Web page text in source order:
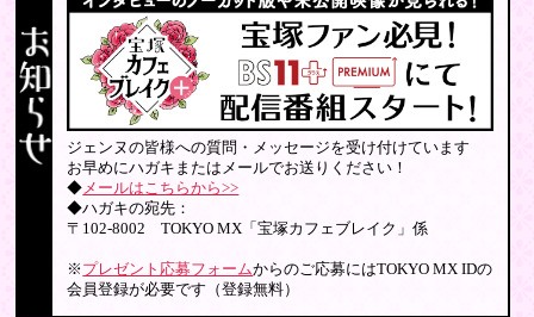
ジェンヌの皆様への質問・メッセージを受け付けています
お早めにハガキまたはメールでお送りください！
◆メールはこちらから>>
◆ハガキの宛先：
〒102-8002 TOKYO MX「宝塚カフェブレイク」係
※ プレゼント応募フォームからのご応募にはTOKYO MX IDの
会員登録が必要です（登録無料）